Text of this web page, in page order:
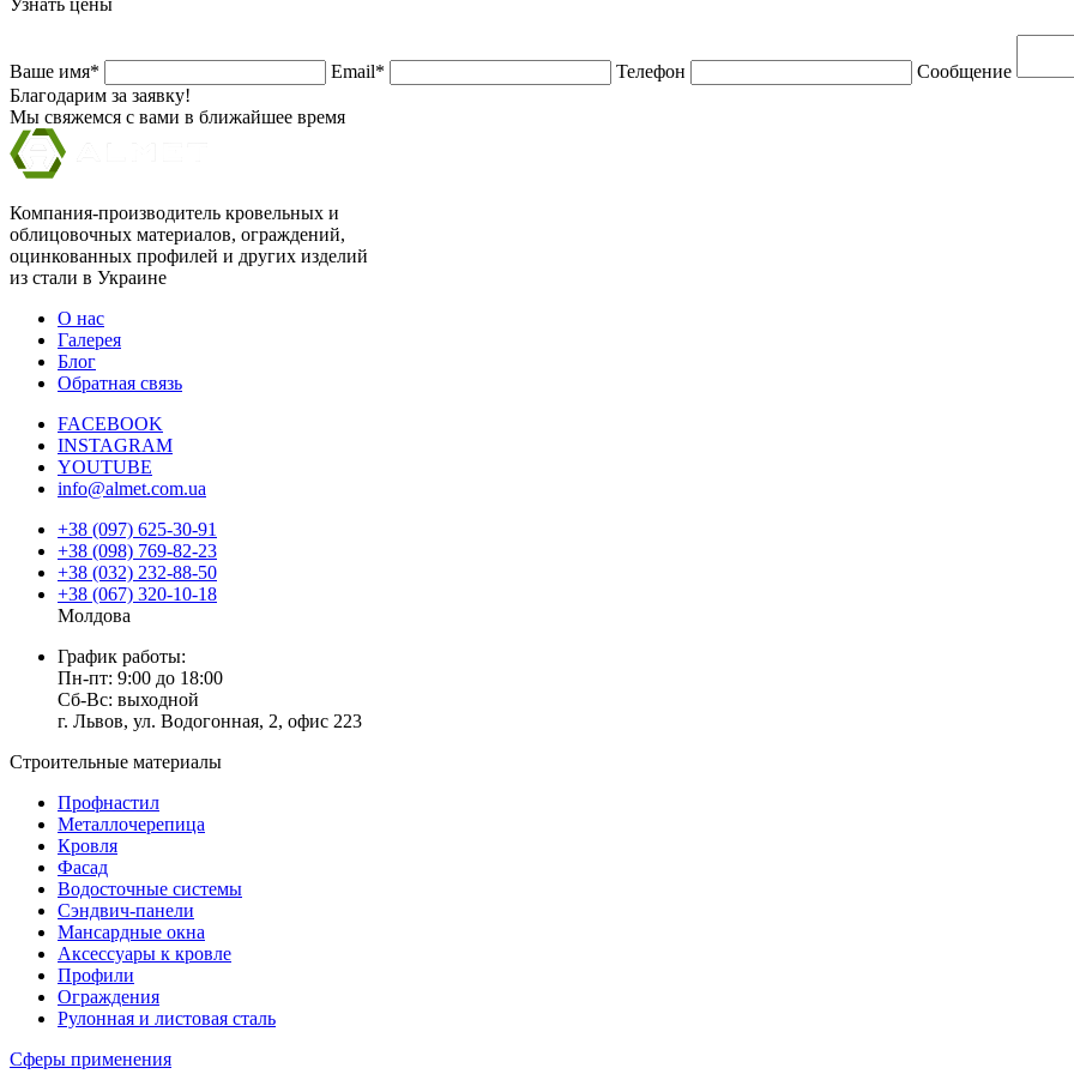
Ваше имя* Email* Телефон Сообщение
Благодарим за заявку!
Мы свяжемся с вами в ближайшее время
Компания-производитель кровельных и
облицовочных материалов, ограждений,
оцинкованных профилей и других изделий
из стали в Украине
О нас
Галерея
Блог
Обратная связь
FACEBOOK
INSTAGRAM
YOUTUBE
info@almet.com.ua
+38 (097) 625-30-91
+38 (098) 769-82-23
+38 (032) 232-88-50
+38 (067) 320-10-18
Молдова
График работы:
Пн-пт: 9:00 до 18:00
Сб-Вс: выходной
г. Львов, ул. Водогонная, 2, офис 223
Строительные материалы
Профнастил
Металлочерепица
Кровля
Фасад
Водосточные системы
Сэндвич-панели
Мансардные окна
Аксессуары к кровле
Профили
Ограждения
Рулонная и листовая сталь
Сферы применения